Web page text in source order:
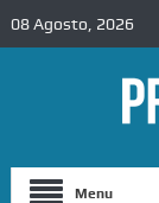
08 Agosto, 2026
Menu